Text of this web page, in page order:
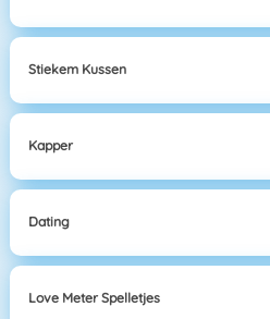
Stiekem Kussen
Kapper
Dating
Love Meter Spelletjes